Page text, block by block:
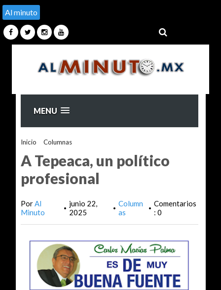
Al minuto
MENU
Inicio Columnas>
A Tepeaca, un político
profesional
PorAl
Minuto
• junio 22,
2025
• Column
as
• Comentarios
: 0